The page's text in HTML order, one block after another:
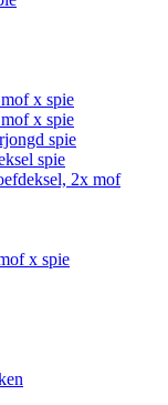
x spie
x spie
spie
spie
2x mof
x spie